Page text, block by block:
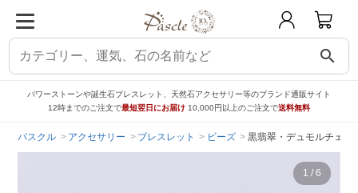
search
パワーストーンや誕生石ブレスレット、天然石アクセサリー等のブランド通販サイト
12時までのご注文で最短翌日にお届け 10,000円以上のご注文で送料無料
パスクル アクセサリー ブレスレット ビーズ 黒翡翠・デュモルチェラ
1 / 6